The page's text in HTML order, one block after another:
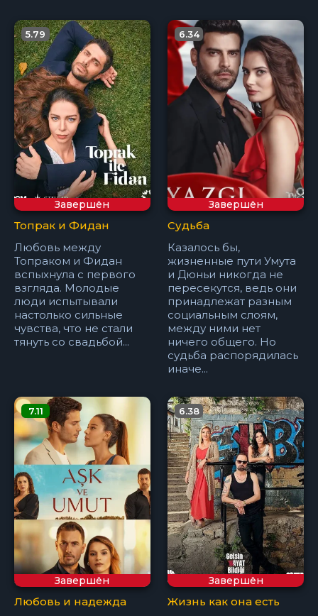
Завершён
5.79
Топрак и Фидан
Любовь между
Топраком и Фидан
вспыхнула с первого
взгляда. Молодые
люди испытывали
настолько сильные
чувства, что не стали
тянуть со свадьбой...
Завершён
6.34
Судьба
Казалось бы,
жизненные пути Умута
и Дюньи никогда не
пересекутся, ведь они
принадлежат разным
социальным слоям,
между ними нет
ничего общего. Но
судьба распорядилась
иначе...
Завершён
7.11
Любовь и надежда
Завершён
6.38
Жизнь как она есть